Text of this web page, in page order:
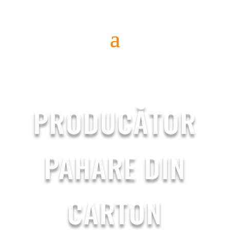
PRODUCĂTOR
PAHARE DIN
CARTON